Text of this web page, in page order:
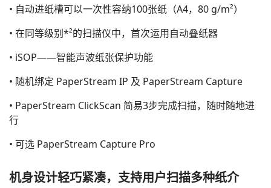
• 自动进纸槽可以一次性容纳100张纸（A4，80 g/m²）
• 在同等级别*²的扫描仪中，首次运用自动叠纸器
• iSOP——智能声波纸张保护功能
• 随机绑定 PaperStream IP 及 PaperStream Capture
• PaperStream ClickScan 简易3步完成扫描，随时随地进
行
• 可选 PaperStream Capture Pro
机身设计轻巧紧凑，支持用户扫描多种纸介